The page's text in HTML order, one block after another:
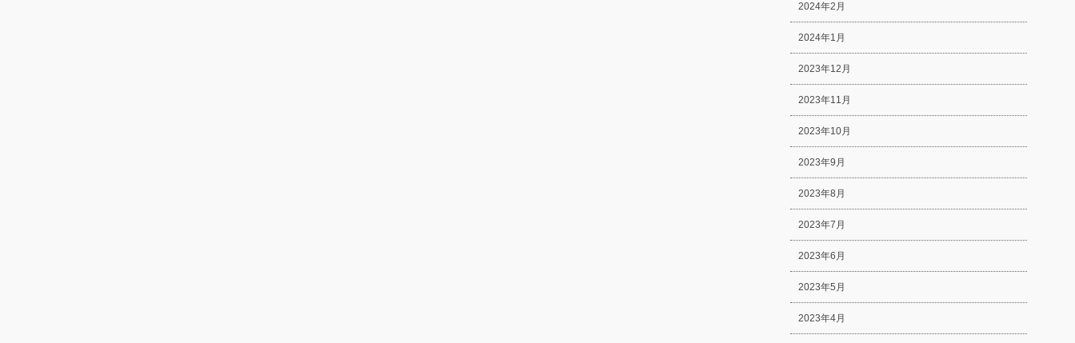
2024年2月
2024年1月
2023年12月
2023年11月
2023年10月
2023年9月
2023年8月
2023年7月
2023年6月
2023年5月
2023年4月